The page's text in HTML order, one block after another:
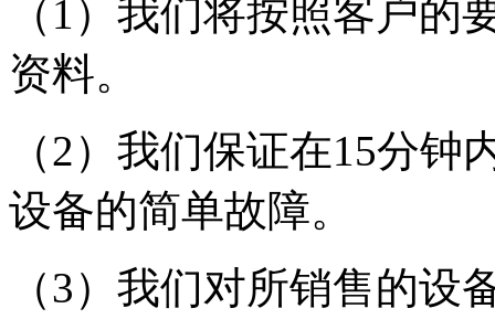
（1）我们将按照客户
资料。
（2）我们保证在15分
设备的简单故障。
（3）我们对所销售的